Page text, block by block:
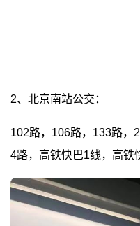
2、北京南站公交：
102路，106路，133路，
4路，高铁快巴1线，高铁